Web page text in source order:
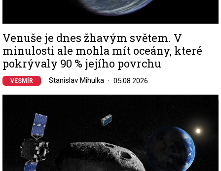
Venuše je dnes žhavým světem. V
minulosti ale mohla mít oceány, které
pokrývaly 90 % jejího povrchu
VESMÍR Stanislav Mihulka 05.08.2026